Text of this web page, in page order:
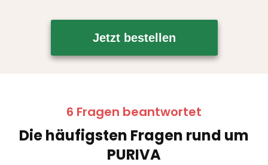
Jetzt bestellen
6 Fragen beantwortet
Die häufigsten Fragen rund um
PURIVA